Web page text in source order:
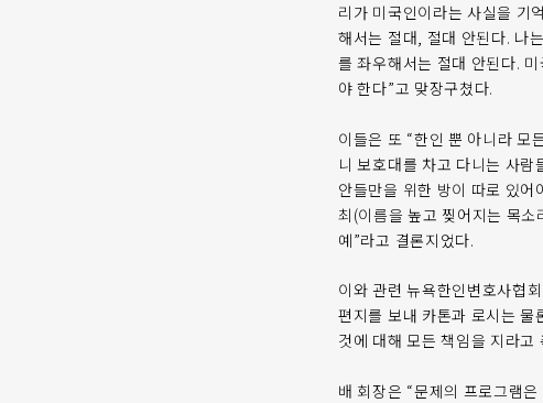
리가 미국인이라는 사실을 기
해서는 절대, 절대 안된다. 나
를 좌우해서는 절대 안된다.
야 한다”고 맞장구쳤다.
이들은 또 “한인 뿐 아니라 모
니 보호대를 차고 다니는 사
안들만을 위한 방이 따로 있
최(이름을 높고 찢어지는 목
예”라고 결론지었다.
이와 관련 뉴욕한인변호사협
편지를 보내 카톤과 로시는
것에 대해 모든 책임을 지라고
배 회장은 “문제의 프로그램